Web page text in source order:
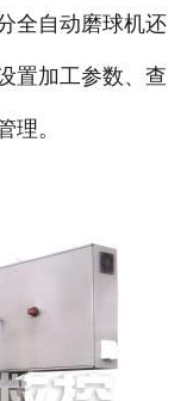
全自动磨球机还
置加工参数、查
理。